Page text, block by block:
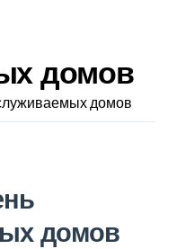
домов
домов
домов